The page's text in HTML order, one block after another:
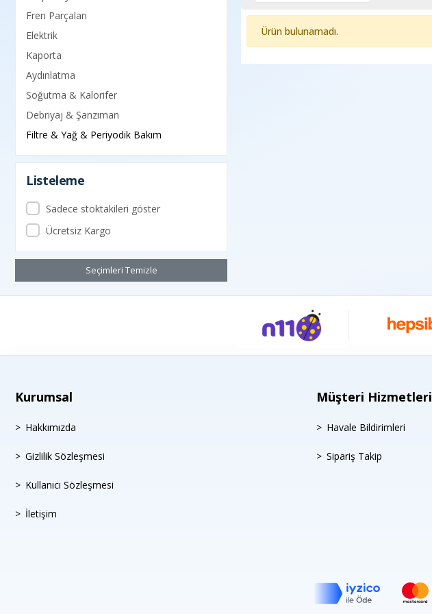
Fren Parçaları
Elektrik
Kaporta
Aydınlatma
Soğutma & Kalorifer
Debriyaj & Şanzıman
Filtre & Yağ & Periyodik Bakım
Listeleme
Sadece stoktakileri göster
Ücretsiz Kargo
Seçimleri Temizle
Ürün bulunamadı.
Kurumsal
Hakkımızda
Gizlilik Sözleşmesi
Kullanıcı Sözleşmesi
İletişim
Müşteri Hizmetleri
Havale Bildirimleri
Sipariş Takip